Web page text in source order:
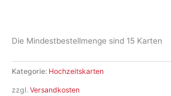
Die Mindestbestellmenge sind 15 Karten
Kategorie: Hochzeitskarten
zzgl. Versandkosten